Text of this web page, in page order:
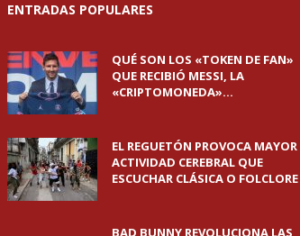
ENTRADAS POPULARES
QUÉ SON LOS «TOKEN DE FAN»
QUE RECIBIÓ MESSI, LA
«CRIPTOMONEDA»...
EL REGUETÓN PROVOCA MAYOR
ACTIVIDAD CEREBRAL QUE
ESCUCHAR CLÁSICA O FOLCLORE
BAD BUNNY REVOLUCIONA LAS